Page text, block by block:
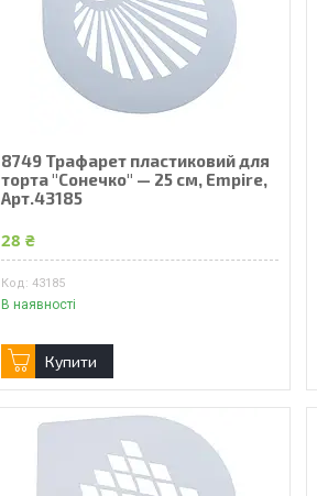
8749 Трафарет пластиковий для
торта "Сонечко" — 25 см, Empire,
Арт.43185
28 ₴
43185
В наявності
Купити